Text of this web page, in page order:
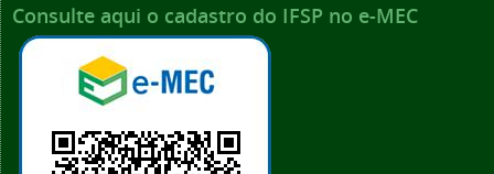
Consulte aqui o cadastro do IFSP no e-MEC